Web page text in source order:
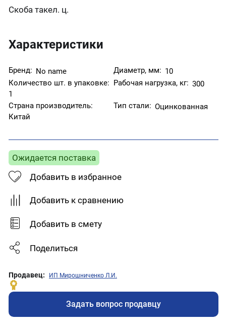
Скоба такел. ц.
Характеристики
Бренд: No name Диаметр, мм: 10
Количество шт. в упаковке:
1
Рабочая нагрузка, кг: 300
Страна производитель:
Китай
Тип стали: Оцинкованная
Ожидается поставка
Добавить в избранное
Добавить к сравнению
Добавить в смету
Поделиться
Продавец: ИП Мирошниченко Л.И.
Задать вопрос продавцу